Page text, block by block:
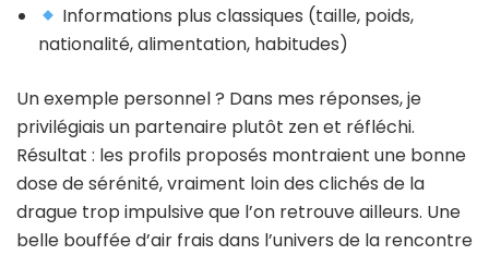
Informations plus classiques (taille, poids,
nationalité, alimentation, habitudes)
Un exemple personnel ? Dans mes réponses, je
privilégiais un partenaire plutôt zen et réfléchi.
Résultat : les profils proposés montraient une bonne
dose de sérénité, vraiment loin des clichés de la
drague trop impulsive que l’on retrouve ailleurs. Une
belle bouffée d’air frais dans l’univers de la rencontre